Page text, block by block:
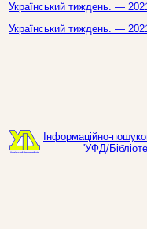
Український тиждень. —
Український тиждень. —
Інформаційно-
'УФД/